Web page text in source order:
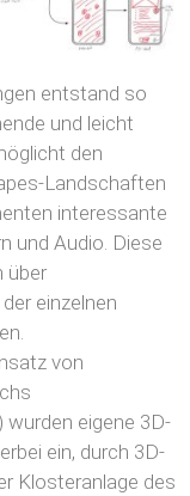
entstand so
und leicht
den
Landschaften
interessante
und Audio. Diese
über
einzelnen
von
eigene 3D-
ein, durch 3D-
Klosteranlage des